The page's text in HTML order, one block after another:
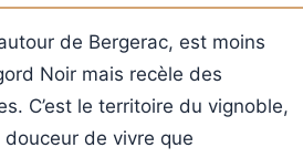
de Bergerac, est moins
Noir mais recèle des
C’est le territoire du vignoble,
de vivre que